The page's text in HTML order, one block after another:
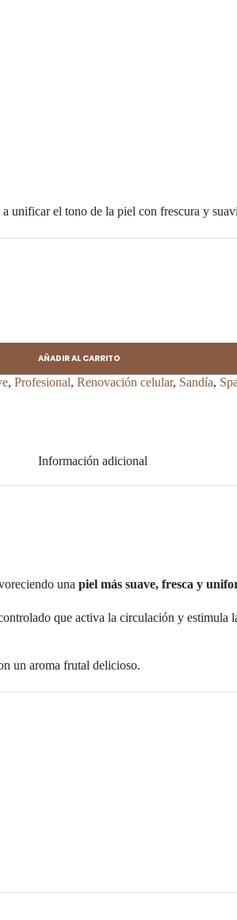
unificar el tono de la piel con frescura y
AÑADIR AL CARRITO
, Profesional, Renovación celular, Sandía,
Información adicional
una piel más suave, fresca y
que activa la circulación y estimula
un aroma frutal delicioso.